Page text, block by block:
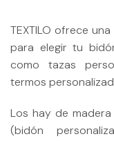
TEXTILO ofrece
para elegir tu
como tazas
termos
Los hay de
(bidón